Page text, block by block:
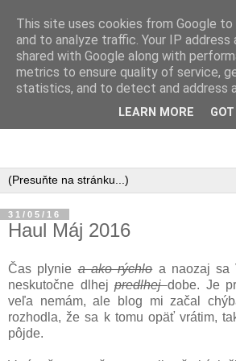
31/05/16
Haul Máj 2016
Čas plyniea ako rýchloa naozaj sa
neskutočne dlhejpredlhejdobe. Je
veľa nemám, ale blog mi začal
rozhodla, že sa k tomu opäť vrátim,
pôjde.
This site uses cookies from Google
and to analyze traffic. Your IP address
shared with Google along with
metrics to ensure quality of service,
statistics, and to detect and address
LEARN MORE